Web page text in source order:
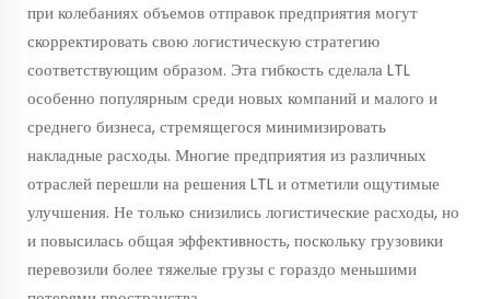
при колебаниях объемов отправок предприятия могут
скорректировать свою логистическую стратегию
соответствующим образом. Эта гибкость сделала LTL
особенно популярным среди новых компаний и малого и
среднего бизнеса, стремящегося минимизировать
накладные расходы. Многие предприятия из различных
отраслей перешли на решения LTL и отметили ощутимые
улучшения. Не только снизились логистические расходы, но
и повысилась общая эффективность, поскольку грузовики
перевозили более тяжелые грузы с гораздо меньшими